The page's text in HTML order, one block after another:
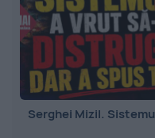
Serghei Mizil.